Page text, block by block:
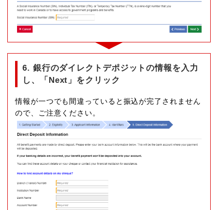
6. 銀行のダイレクトデポジットの情報を入力
し、「Next」をクリック
情報が一つでも間違っていると振込が完了されません
ので、ご注意ください。